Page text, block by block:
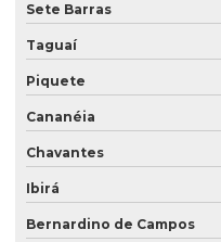
Sete Barras
Taguaí
Piquete
Cananéia
Chavantes
Ibirá
Bernardino de Campos